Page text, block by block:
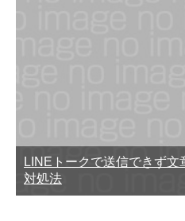
LINEトークで送信できず文
対処法